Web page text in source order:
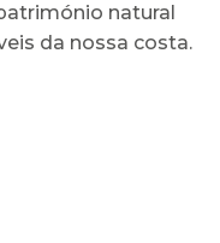
natural
da nossa costa.